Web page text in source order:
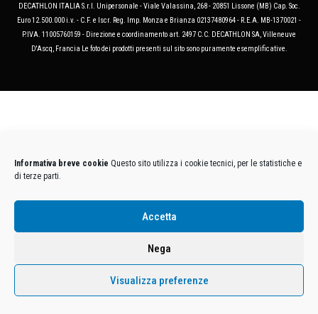
Informativa breve cookie Questo sito utilizza i cookie tecnici, per le statistiche e
di terze parti.
Accetta
Nega
Visualizza preferenze
DECATHLON ITALIA S.r.l. Unipersonale - Viale Valassina, 268 - 20851 Lissone (MB) Cap. Soc.
Euro 12.500.000 i.v. - C.F. e Iscr. Reg. Imp. Monza e Brianza 02137480964 - R.E.A. MB-1370021 -
P.IVA. 11005760159 - Direzione e coordinamento art. 2497 C.C. DECATHLON SA, Villeneuve
D'Ascq, Francia Le foto dei prodotti presenti sul sito sono puramente esemplificative.